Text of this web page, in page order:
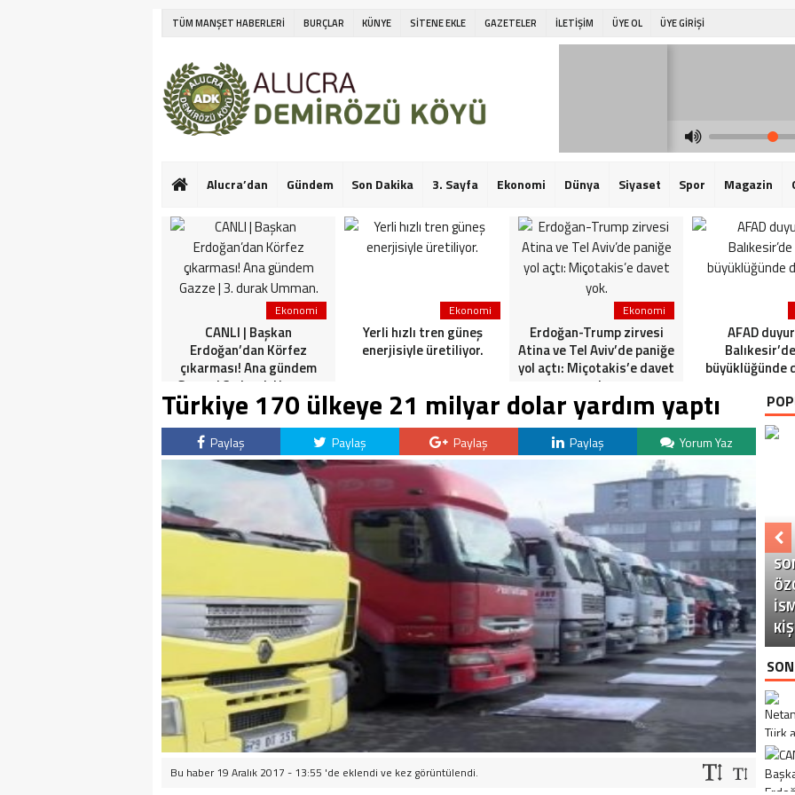
TÜM MANŞET HABERLERİ BURÇLAR KÜNYE SİTENE EKLE GAZETELER İLETİŞİM ÜYE OL ÜYE GİRİŞİ
Alucra’dan Gündem Son Dakika 3. Sayfa Ekonomi Dünya Siyaset Spor Magazin
Ekonomi
CANLI | Başkan
Erdoğan’dan Körfez
çıkarması! Ana gündem
Gazze | 3. durak Umman.
Ekonomi
Yerli hızlı tren güneş
enerjisiyle üretiliyor.
Ekonomi
Erdoğan-Trump zirvesi
Atina ve Tel Aviv’de paniğe
yol açtı: Miçotakis’e davet
yok.
AFAD
büyüklüğünde
Türkiye 170 ülkeye 21 milyar dolar yardım yaptı
Paylaş Paylaş Paylaş Paylaş Yorum Yaz
Bu haber 19 Aralık 2017 - 13:55 'de eklendi ve kez görüntülendi.